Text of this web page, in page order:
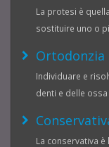
La protesi è
sostituire uno o
Ortodonzia
Individuare e
denti e delle
La conservativa